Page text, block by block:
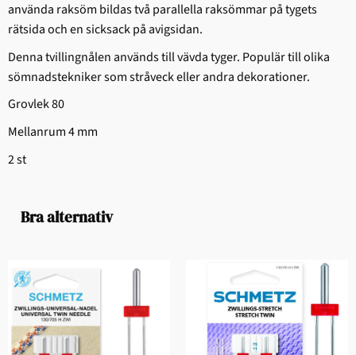
använda raksöm bildas två parallella raksömmar på tygets
rätsida och en sicksack på avigsidan.
Denna tvillingnålen används till vävda tyger. Populär till olika
sömnadstekniker som stråveck eller andra dekorationer.
Grovlek 80
Mellanrum 4 mm
2 st
Bra alternativ